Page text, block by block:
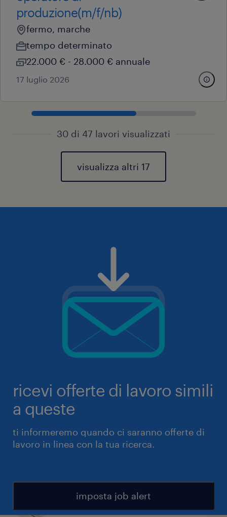
produzione(m/f/nb)
fermo, marche
tempo determinato
22.000 € - 28.000 € annuale
17 luglio 2026
30 di 47 lavori visualizzati
visualizza altri 17
ricevi offerte di lavoro simili
a queste
ti informeremo quando ci saranno offerte di
lavoro in linea con la tua ricerca.
imposta job alert